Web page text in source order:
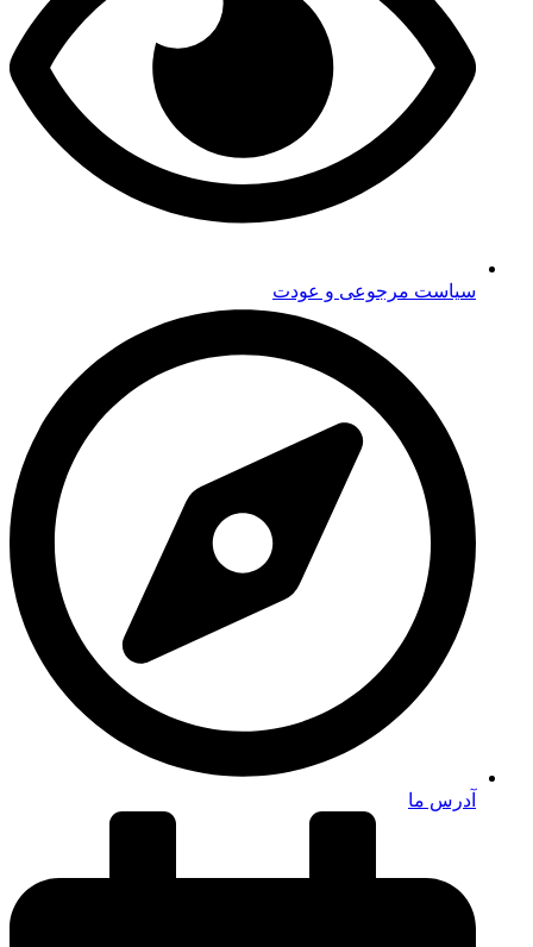
سیاست مرجوعی و عودت
آدرس ما